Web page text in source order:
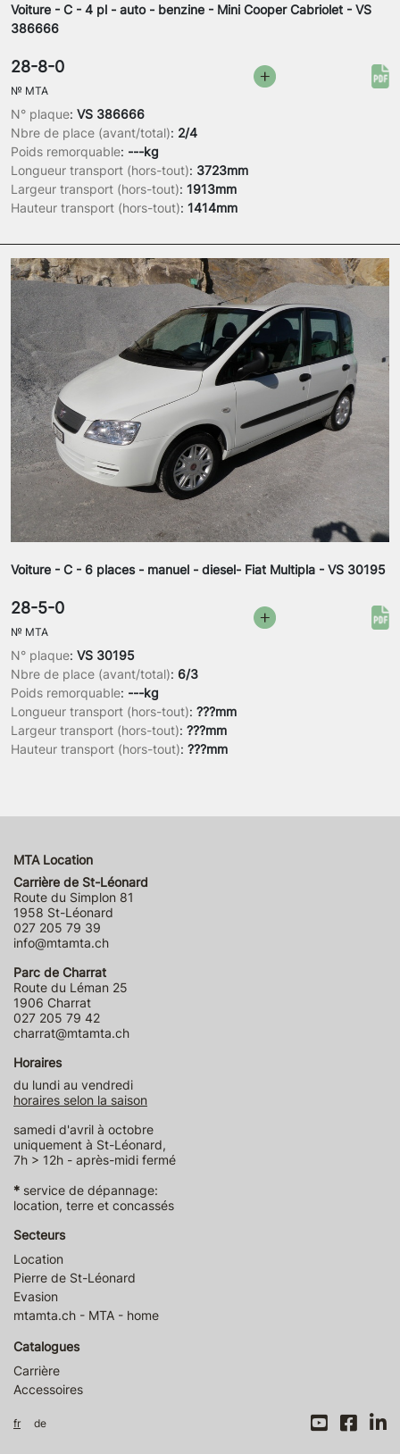
Voiture - C - 4 pl - auto - benzine - Mini Cooper Cabriolet - VS
386666
N° plaque: VS 386666
Nbre de place (avant/total): 2/4
Poids remorquable: ---kg
Longueur transport (hors-tout): 3723mm
Largeur transport (hors-tout): 1913mm
Hauteur transport (hors-tout): 1414mm
28-8-0
№ MTA
Voiture - C - 6 places - manuel - diesel- Fiat Multipla - VS 30195
N° plaque: VS 30195
Nbre de place (avant/total): 6/3
Poids remorquable: ---kg
Longueur transport (hors-tout): ???mm
Largeur transport (hors-tout): ???mm
Hauteur transport (hors-tout): ???mm
28-5-0
№ MTA
MTA Location
Carrière de St-Léonard
Route du Simplon 81
1958 St-Léonard
027 205 79 39
info@mtamta.ch
Parc de Charrat
Route du Léman 25
1906 Charrat
027 205 79 42
charrat@mtamta.ch
Horaires
du lundi au vendredi
horaires selon la saison
samedi d'avril à octobre
uniquement à St-Léonard,
7h > 12h - après-midi fermé
* service de dépannage:
location, terre et concassés
Secteurs
Location
Pierre de St-Léonard
Evasion
mtamta.ch - MTA - home
Catalogues
Carrière
Accessoires
fr de